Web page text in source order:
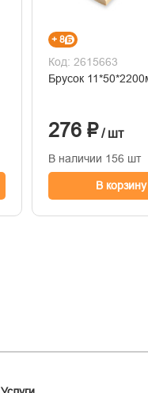
+ 8
Код: 2615663
Брусок
276 ₽/ шт
В наличии 156 шт
В корзину